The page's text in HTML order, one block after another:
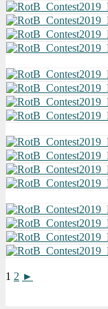
1 2 ►